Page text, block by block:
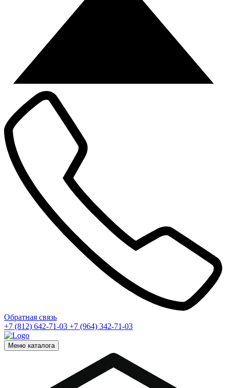
Обратная связь
+7 (812) 642-71-03 +7 (964) 342-71-03
Меню каталога